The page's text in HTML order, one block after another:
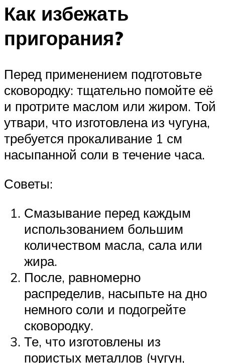
Как избежать
пригорания?
Перед применением подготовьте
сковородку: тщательно помойте её
и протрите маслом или жиром. Той
утвари, что изготовлена из чугуна,
требуется прокаливание 1 см
насыпанной соли в течение часа.
Советы:
Смазывание перед каждым
использованием большим
количеством масла, сала или
жира.
После, равномерно
распределив, насыпьте на дно
немного соли и подогрейте
сковородку.
Те, что изготовлены из
пористых металлов (чугун,